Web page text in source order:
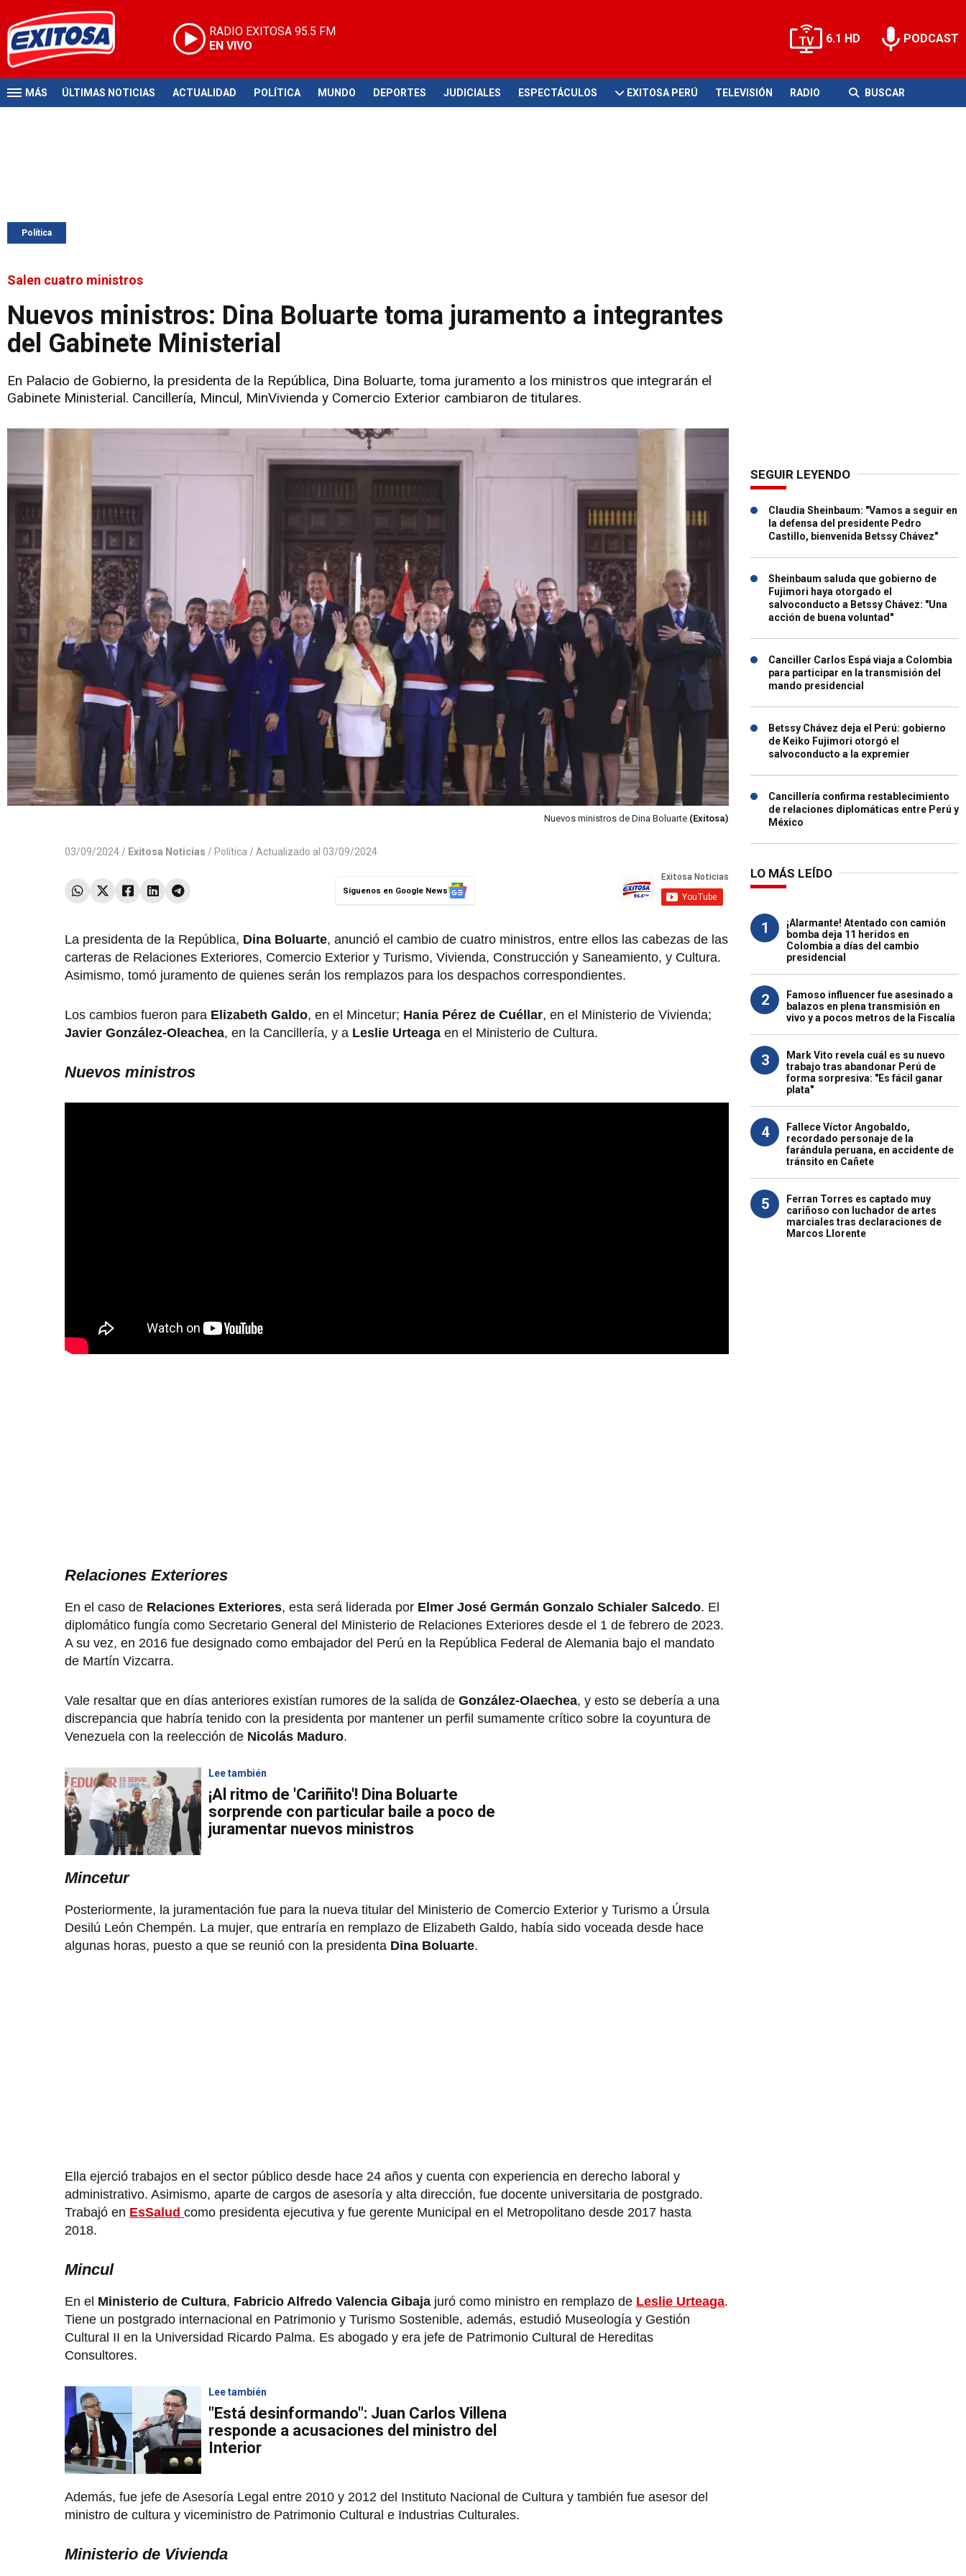
RADIO EXITOSA 95.5 FM
EN VIVO
6.1 HD PODCAST
MÁS ÚLTIMAS NOTICIAS ACTUALIDAD POLÍTICA MUNDO DEPORTES JUDICIALES ESPECTÁCULOS EXITOSA PERÚ TELEVISIÓN RADIO BUSCAR
Política
Salen cuatro ministros
Nuevos ministros: Dina Boluarte toma juramento a integrantes
del Gabinete Ministerial
En Palacio de Gobierno, la presidenta de la República, Dina Boluarte, toma juramento a los ministros que integrarán el
Gabinete Ministerial. Cancillería, Mincul, MinVivienda y Comercio Exterior cambiaron de titulares.
Nuevos ministros de Dina Boluarte (Exitosa)
03/09/2024 / Exitosa Noticias / Política / Actualizado al 03/09/2024
Síguenos en Google News
La presidenta de la República, Dina Boluarte, anunció el cambio de cuatro ministros, entre ellos las cabezas de las
carteras de Relaciones Exteriores, Comercio Exterior y Turismo, Vivienda, Construcción y Saneamiento, y Cultura.
Asimismo, tomó juramento de quienes serán los remplazos para los despachos correspondientes.
Los cambios fueron para Elizabeth Galdo, en el Mincetur; Hania Pérez de Cuéllar, en el Ministerio de Vivienda;
Javier González-Oleachea, en la Cancillería, y a Leslie Urteaga en el Ministerio de Cultura.
Nuevos ministros
Relaciones Exteriores
En el caso de Relaciones Exteriores, esta será liderada por Elmer José Germán Gonzalo Schialer Salcedo. El
diplomático fungía como Secretario General del Ministerio de Relaciones Exteriores desde el 1 de febrero de 2023.
A su vez, en 2016 fue designado como embajador del Perú en la República Federal de Alemania bajo el mandato
de Martín Vizcarra.
Vale resaltar que en días anteriores existían rumores de la salida de González-Olaechea, y esto se debería a una
discrepancia que habría tenido con la presidenta por mantener un perfil sumamente crítico sobre la coyuntura de
Venezuela con la reelección de Nicolás Maduro.
Lee también
¡Al ritmo de 'Cariñito'! Dina Boluarte
sorprende con particular baile a poco de
juramentar nuevos ministros
Mincetur
Posteriormente, la juramentación fue para la nueva titular del Ministerio de Comercio Exterior y Turismo a Úrsula
Desilú León Chempén. La mujer, que entraría en remplazo de Elizabeth Galdo, había sido voceada desde hace
algunas horas, puesto a que se reunió con la presidenta Dina Boluarte.
Ella ejerció trabajos en el sector público desde hace 24 años y cuenta con experiencia en derecho laboral y
administrativo. Asimismo, aparte de cargos de asesoría y alta dirección, fue docente universitaria de postgrado.
Trabajó en EsSalud como presidenta ejecutiva y fue gerente Municipal en el Metropolitano desde 2017 hasta
2018.
Mincul
En el Ministerio de Cultura, Fabricio Alfredo Valencia Gibaja juró como ministro en remplazo de Leslie Urteaga.
Tiene un postgrado internacional en Patrimonio y Turismo Sostenible, además, estudió Museología y Gestión
Cultural II en la Universidad Ricardo Palma. Es abogado y era jefe de Patrimonio Cultural de Hereditas
Consultores.
Lee también
"Está desinformando": Juan Carlos Villena
responde a acusaciones del ministro del
Interior
Además, fue jefe de Asesoría Legal entre 2010 y 2012 del Instituto Nacional de Cultura y también fue asesor del
ministro de cultura y viceministro de Patrimonio Cultural e Industrias Culturales.
Ministerio de Vivienda
SEGUIR LEYENDO
Claudia Sheinbaum: "Vamos a seguir en
la defensa del presidente Pedro
Castillo, bienvenida Betssy Chávez"
Sheinbaum saluda que gobierno de
Fujimori haya otorgado el
salvoconducto a Betssy Chávez: "Una
acción de buena voluntad"
Canciller Carlos Espá viaja a Colombia
para participar en la transmisión del
mando presidencial
Betssy Chávez deja el Perú: gobierno
de Keiko Fujimori otorgó el
salvoconducto a la expremier
Cancillería confirma restablecimiento
de relaciones diplomáticas entre Perú y
México
LO MÁS LEÍDO
1
¡Alarmante! Atentado con camión
bomba deja 11 heridos en
Colombia a días del cambio
presidencial
2
Famoso influencer fue asesinado a
balazos en plena transmisión en
vivo y a pocos metros de la Fiscalía
3
Mark Vito revela cuál es su nuevo
trabajo tras abandonar Perú de
forma sorpresiva: "Es fácil ganar
plata"
4
Fallece Víctor Angobaldo,
recordado personaje de la
farándula peruana, en accidente de
tránsito en Cañete
5
Ferran Torres es captado muy
cariñoso con luchador de artes
marciales tras declaraciones de
Marcos Llorente